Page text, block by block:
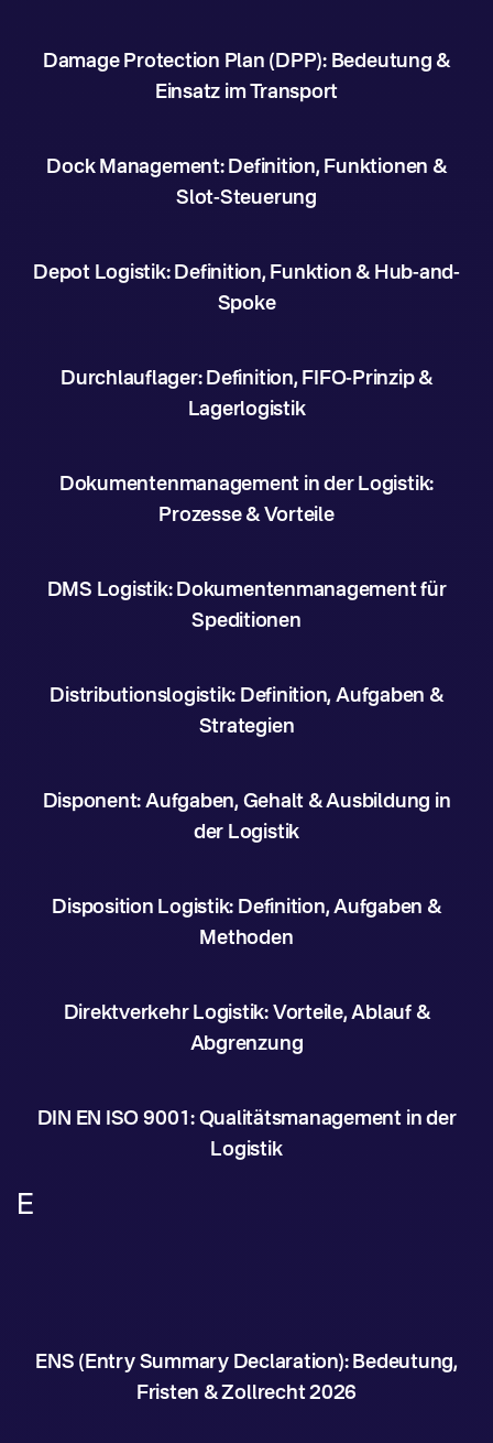
Damage Protection Plan (DPP): Bedeutung &
Einsatz im Transport
Dock Management: Definition, Funktionen &
Slot-Steuerung
Depot Logistik: Definition, Funktion & Hub-and-
Spoke
Durchlauflager: Definition, FIFO-Prinzip &
Lagerlogistik
Dokumentenmanagement in der Logistik:
Prozesse & Vorteile
DMS Logistik: Dokumentenmanagement für
Speditionen
Distributionslogistik: Definition, Aufgaben &
Strategien
Disponent: Aufgaben, Gehalt & Ausbildung in
der Logistik
Disposition Logistik: Definition, Aufgaben &
Methoden
Direktverkehr Logistik: Vorteile, Ablauf &
Abgrenzung
DIN EN ISO 9001: Qualitätsmanagement in der
Logistik
E
ENS (Entry Summary Declaration): Bedeutung,
Fristen & Zollrecht 2026